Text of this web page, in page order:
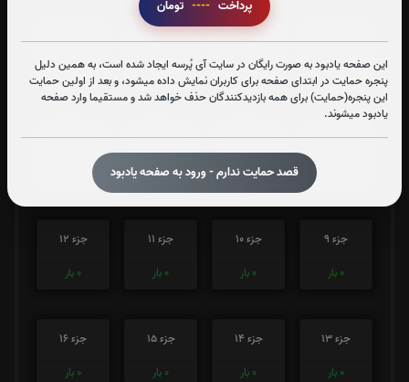
پرداخت ----
این صفحه یادبود به صورت رایگان در سایت آی پُرسه ایجاد شده است، به همین دلیل
پنجره حمایت در ابتدای صفحه برای کاربران نمایش داده میشود، و بعد از اولین حمایت
این پنجره(حمایت) برای همه بازدیدکنندگان حذف خواهد شد و مستقیما وارد صفحه
یادبود میشوند.
قصد حمایت ندارم - ورود به صفحه یادبود
جزء 1
بار
جزء 2
0بار
جزء 3
0بار
جزء 4
0بار
جزء 5
جزء 6
0بار
جزء 7
0بار
جزء 8
جزء 9
0 بار
جزء 10
0 بار
جزء 11
0 بار
جزء 12
0 بار
جزء 13
0 بار
جزء 14
0 بار
جزء 15
0 بار
جزء 16
0 بار